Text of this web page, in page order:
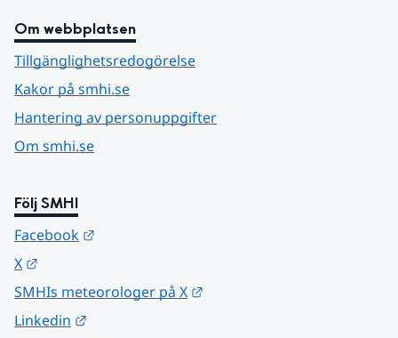
Om webbplatsen
Tillgänglighetsredogörelse
Kakor på smhi.se
Hantering av personuppgifter
Om smhi.se
Följ SMHI
Facebook
X
SMHIs meteorologer på X
Linkedin